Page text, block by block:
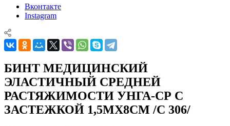
Вконтакте
Instagram
БИНТ МЕДИЦИНСКИЙ
ЭЛАСТИЧНЫЙ СРЕДНЕЙ
РАСТЯЖИМОСТИ УНГА-СР С
ЗАСТЕЖКОЙ 1,5МX8СМ /С 306/